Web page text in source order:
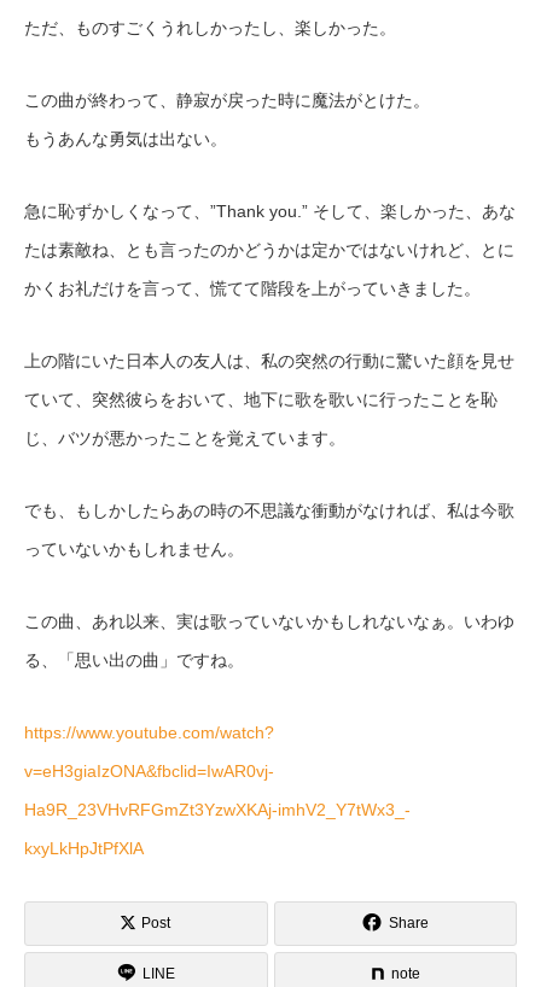
ただ、ものすごくうれしかったし、楽しかった。
この曲が終わって、静寂が戻った時に魔法がとけた。
もうあんな勇気は出ない。
急に恥ずかしくなって、”Thank you.” そして、楽しかった、あな
たは素敵ね、とも言ったのかどうかは定かではないけれど、とに
かくお礼だけを言って、慌てて階段を上がっていきました。
上の階にいた日本人の友人は、私の突然の行動に驚いた顔を見せ
ていて、突然彼らをおいて、地下に歌を歌いに行ったことを恥
じ、バツが悪かったことを覚えています。
でも、もしかしたらあの時の不思議な衝動がなければ、私は今歌
っていないかもしれません。
この曲、あれ以来、実は歌っていないかもしれないなぁ。いわゆ
る、「思い出の曲」ですね。
https://www.youtube.com/watch?
v=eH3giaIzONA&fbclid=IwAR0vj-
Ha9R_23VHvRFGmZt3YzwXKAj-imhV2_Y7tWx3_-
kxyLkHpJtPfXlA
Post Share
LINE note